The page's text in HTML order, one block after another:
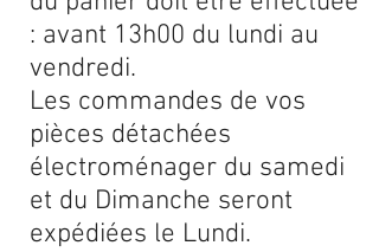
: avant 13h00 du lundi au
vendredi.
Les commandes de vos
pièces détachées
électroménager du samedi
et du Dimanche seront
expédiées le Lundi.